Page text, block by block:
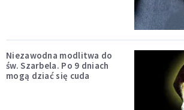
Niezawodna modlitwa do
św. Szarbela. Po 9 dniach
mogą dziać się cuda